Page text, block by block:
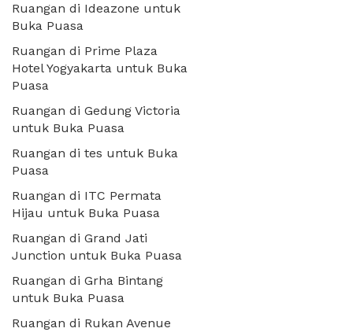
Ruangan di Ideazone untuk
Buka Puasa
Ruangan di Prime Plaza
Hotel Yogyakarta untuk Buka
Puasa
Ruangan di Gedung Victoria
untuk Buka Puasa
Ruangan di tes untuk Buka
Puasa
Ruangan di ITC Permata
Hijau untuk Buka Puasa
Ruangan di Grand Jati
Junction untuk Buka Puasa
Ruangan di Grha Bintang
untuk Buka Puasa
Ruangan di Rukan Avenue